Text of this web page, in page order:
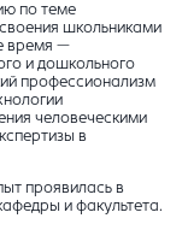
по теме
школьниками
время —
и дошкольного
профессионализм
человеческими
в
проявилась в
и факультета.